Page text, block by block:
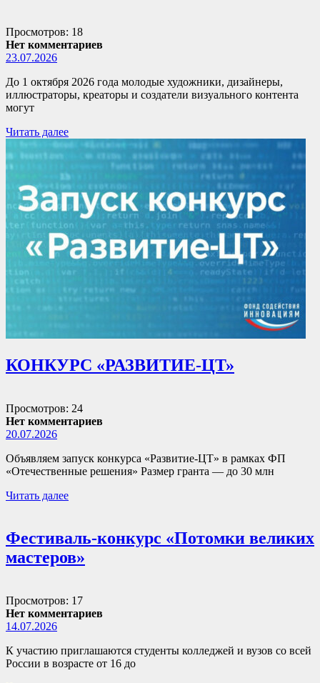
Просмотров: 18
Нет комментариев
23.07.2026
До 1 октября 2026 года молодые художники, дизайнеры,
иллюстраторы, креаторы и создатели визуального контента
могут
Читать далее
КОНКУРС «РАЗВИТИЕ-ЦТ»
Просмотров: 24
Нет комментариев
20.07.2026
Объявляем запуск конкурса «Развитие-ЦТ» в рамках ФП
«Отечественные решения» Размер гранта — до 30 млн
Читать далее
Фестиваль-конкурс «Потомки великих
мастеров»
Просмотров: 17
Нет комментариев
14.07.2026
К участию приглашаются студенты колледжей и вузов со всей
России в возрасте от 16 до